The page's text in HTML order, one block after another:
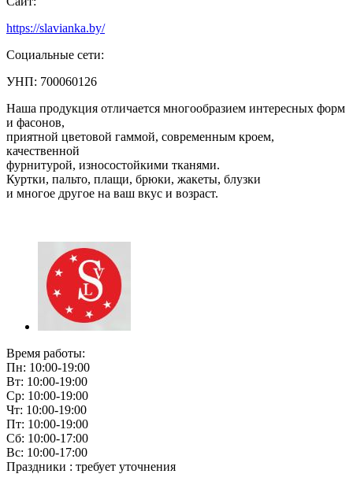
https://slavianka.by/
Социальные сети:
УНП: 700060126
Наша продукция отличается многообразием интересных форм
и фасонов,
приятной цветовой гаммой, современным кроем,
качественной
фурнитурой, износостойкими тканями.
Куртки, пальто, плащи, брюки, жакеты, блузки
и многое другое на ваш вкус и возраст.
Время работы:
Пн: 10:00-19:00
Вт: 10:00-19:00
Ср: 10:00-19:00
Чт: 10:00-19:00
Пт: 10:00-19:00
Сб: 10:00-17:00
Вс: 10:00-17:00
Праздники : требует уточнения